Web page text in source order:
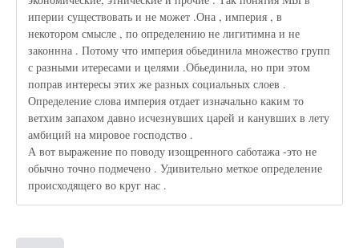
иперии существовать и не может .Она , империя , в
некотором смысле , по определению не лигитимна и не
законнна . Потому что империя обьединила множество групп
с разными итересами и целями .Обьединила, но при этом
поправ интересы этих же разных социальных слоев .
Определение слова империя отдает изначально каким то
ветхим запахом давно исчезнувших царей и канувших в лету
амбиций на мировое господство .
А вот выражение по поводу изощренного саботажа -это не
обычно точно подмечено . Удивительно меткое определение
происходящего во круг нас .